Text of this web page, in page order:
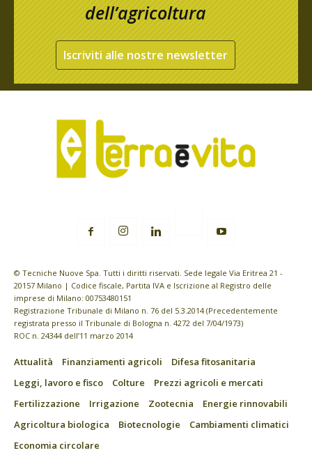
dell’agricoltura
Iscriviti alle nostre newsletter
© Tecniche Nuove Spa. Tutti i diritti riservati. Sede legale Via Eritrea 21 -
20157 Milano | Codice fiscale, Partita IVA e Iscrizione al Registro delle
imprese di Milano: 00753480151
Registrazione Tribunale di Milano n. 76 del 5.3.2014 (Precedentemente
registrata presso il Tribunale di Bologna n. 4272 del 7/04/1973)
ROC n. 24344 dell’11 marzo 2014
Attualità Finanziamenti agricoli
Difesa fitosanitaria
Leggi, lavoro e fisco
Colture
Prezzi agricoli e mercati
Fertilizzazione
Irrigazione Zootecnia
Energie rinnovabili
Agricoltura biologica
Biotecnologie
Cambiamenti climatici
Economia circolare